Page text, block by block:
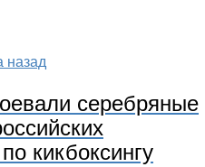
назад
серебряные
кикбоксингу